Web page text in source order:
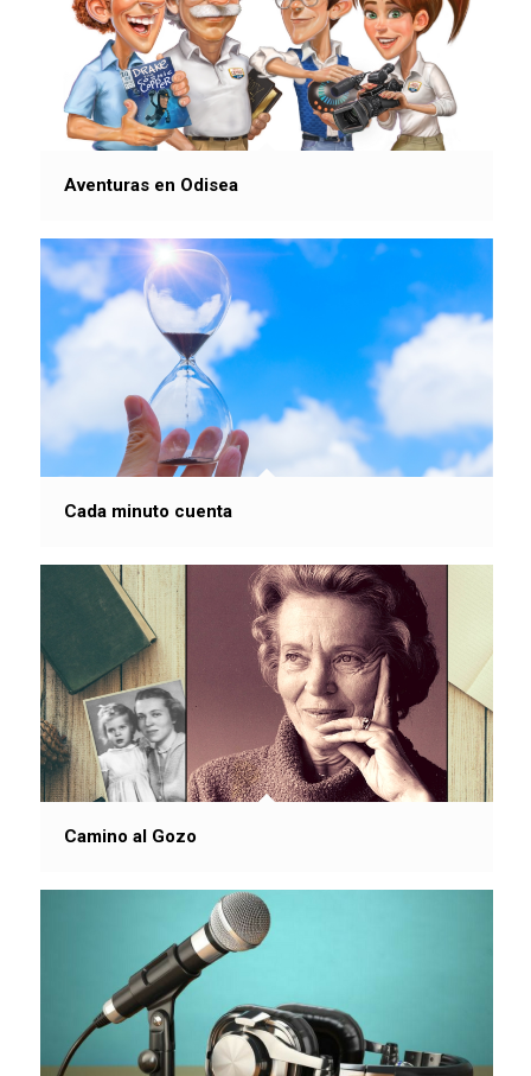
Aventuras en Odisea
Cada minuto cuenta
Camino al Gozo